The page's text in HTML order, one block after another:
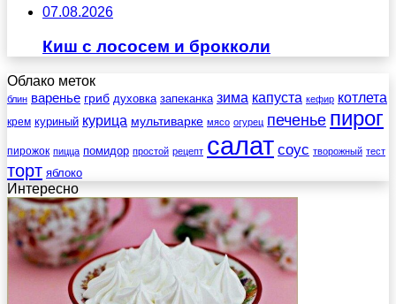
07.08.2026
Киш с лососем и брокколи
Облако меток
блин варенье гриб духовка запеканка зима капуста кефир котлета
крем куриный курица мультиварке мясо огурец печенье пирог
пирожок пицца помидор простой рецепт салат соус творожный тест
торт яблоко
Интересно